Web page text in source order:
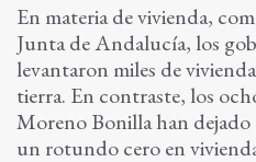
En materia de vivienda,
Junta de Andalucía, los
levantaron miles de
tierra. En contraste, los
Moreno Bonilla han dejado
un rotundo cero en